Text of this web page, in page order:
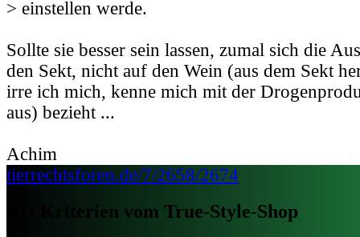
> einstellen werde.
Sollte sie besser sein lassen, zumal sich die
den Sekt, nicht auf den Wein (aus dem Sekt
irre ich mich, kenne mich mit der
aus) bezieht ...
Achim
tierrechtsforen.de/7/2658/2674
Re: Kriterien vom True-Style-Shop